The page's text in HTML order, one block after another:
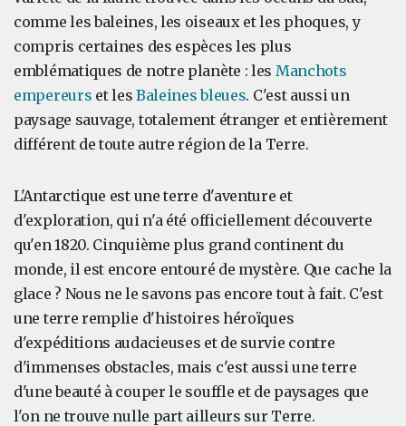
comme les baleines, les oiseaux et les phoques, y
compris certaines des espèces les plus
emblématiques de notre planète : les Manchots
empereurs et les Baleines bleues. C'est aussi un
paysage sauvage, totalement étranger et entièrement
différent de toute autre région de la Terre.
L'Antarctique est une terre d'aventure et
d'exploration, qui n'a été officiellement découverte
qu'en 1820. Cinquième plus grand continent du
monde, il est encore entouré de mystère. Que cache la
glace ? Nous ne le savons pas encore tout à fait. C'est
une terre remplie d'histoires héroïques
d'expéditions audacieuses et de survie contre
d'immenses obstacles, mais c'est aussi une terre
d'une beauté à couper le souffle et de paysages que
l'on ne trouve nulle part ailleurs sur Terre.